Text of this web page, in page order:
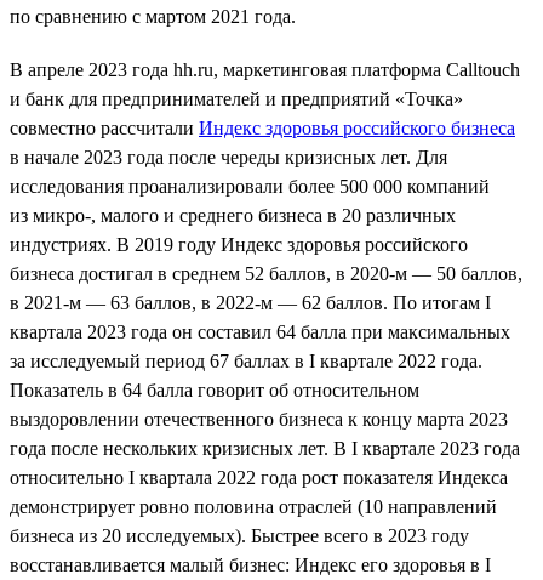
по сравнению с мартом 2021 года.
В апреле 2023 года hh.ru, маркетинговая платформа Calltouch
и банк для предпринимателей и предприятий «Точка»
совместно рассчитали Индекс здоровья российского бизнеса
в начале 2023 года после череды кризисных лет. Для
исследования проанализировали более 500 000 компаний
из микро-, малого и среднего бизнеса в 20 различных
индустриях. В 2019 году Индекс здоровья российского
бизнеса достигал в среднем 52 баллов, в 2020-м — 50 баллов,
в 2021-м — 63 баллов, в 2022-м — 62 баллов. По итогам I
квартала 2023 года он составил 64 балла при максимальных
за исследуемый период 67 баллах в I квартале 2022 года.
Показатель в 64 балла говорит об относительном
выздоровлении отечественного бизнеса к концу марта 2023
года после нескольких кризисных лет. В I квартале 2023 года
относительно I квартала 2022 года рост показателя Индекса
демонстрирует ровно половина отраслей (10 направлений
бизнеса из 20 исследуемых). Быстрее всего в 2023 году
восстанавливается малый бизнес: Индекс его здоровья в I